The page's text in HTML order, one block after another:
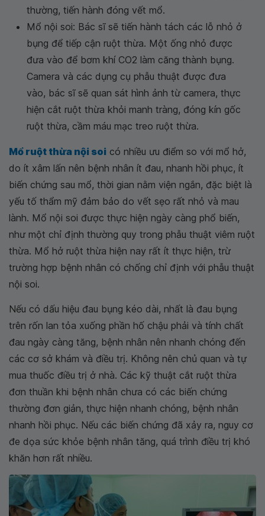
thường, tiến hành đóng vết mổ.
Mổ nội soi: Bác sĩ sẽ tiến hành tách các lỗ nhỏ ở
bụng để tiếp cận ruột thừa. Một ống nhỏ được
đưa vào để bơm khí CO2 làm căng thành bụng.
Camera và các dụng cụ phẫu thuật được đưa
vào, bác sĩ sẽ quan sát hình ảnh từ camera, thực
hiện cắt ruột thừa khỏi manh tràng, đóng kín gốc
ruột thừa, cầm máu mạc treo ruột thừa.
Mổ ruột thừa nội soi có nhiều ưu điểm so với mổ hở,
do ít xâm lấn nên bệnh nhân ít đau, nhanh hồi phục, ít
biến chứng sau mổ, thời gian nằm viện ngắn, đặc biệt là
yếu tố thẩm mỹ đảm bảo do vết sẹo rất nhỏ và mau
lành. Mổ nội soi được thực hiện ngày càng phổ biến,
như một chỉ định thường quy trong phẫu thuật viêm ruột
thừa. Mổ hở ruột thừa hiện nay rất ít thực hiện, trừ
trường hợp bệnh nhân có chống chỉ định với phẫu thuật
nội soi.
Nếu có dấu hiệu đau bụng kéo dài, nhất là đau bụng
trên rốn lan tỏa xuống phần hố chậu phải và tính chất
đau ngày càng tăng, bệnh nhân nên nhanh chóng đến
các cơ sở khám và điều trị. Không nên chủ quan và tự
mua thuốc điều trị ở nhà. Các kỹ thuật cắt ruột thừa
đơn thuần khi bệnh nhân chưa có các biến chứng
thường đơn giản, thực hiện nhanh chóng, bệnh nhân
nhanh hồi phục. Nếu các biến chứng đã xảy ra, nguy cơ
đe dọa sức khỏe bệnh nhân tăng, quá trình điều trị khó
khăn hơn rất nhiều.